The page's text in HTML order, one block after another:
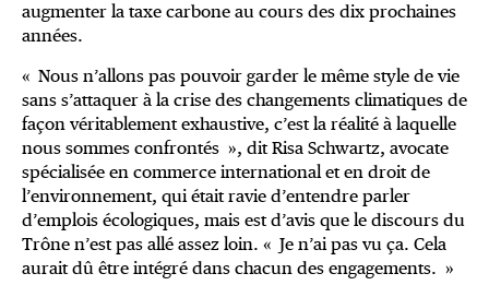
augmenter la taxe carbone au cours des dix prochaines
années.
« Nous n’allons pas pouvoir garder le même style de vie
sans s’attaquer à la crise des changements climatiques de
façon véritablement exhaustive, c’est la réalité à laquelle
nous sommes confrontés », dit Risa Schwartz, avocate
spécialisée en commerce international et en droit de
l’environnement, qui était ravie d’entendre parler
d’emplois écologiques, mais est d’avis que le discours du
Trône n’est pas allé assez loin. « Je n’ai pas vu ça. Cela
aurait dû être intégré dans chacun des engagements. »